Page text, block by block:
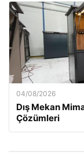
04/08/2026
Dış Mekan
Çözümleri